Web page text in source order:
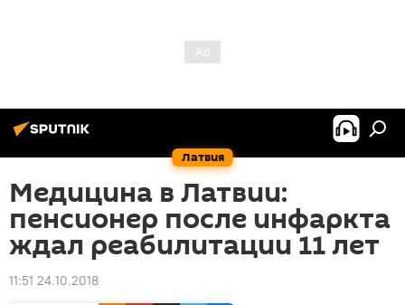
Латвия
Медицина в Латвии:
пенсионер после инфаркта
ждал реабилитации 11 лет
11:51 24.10.2018